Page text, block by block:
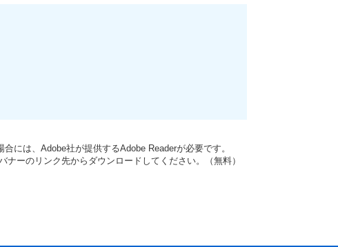
には、Adobe社が提供するAdobe Readerが必要です。
ナーのリンク先からダウンロードしてください。（無料）